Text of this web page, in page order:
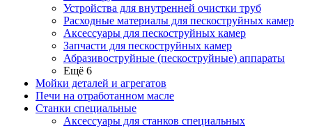
Устройства для внутренней очистки труб
Расходные материалы для пескоструйных камер
Аксессуары для пескоструйных камер
Запчасти для пескоструйных камер
Абразивоструйные (пескоструйные) аппараты
Ещё 6
Мойки деталей и агрегатов
Печи на отработанном масле
Станки специальные
Аксессуары для станков специальных